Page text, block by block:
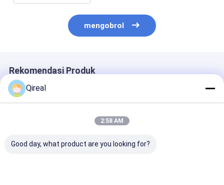
mengobrol
Rekomendasi Produk
Qireal
2:58 AM
Good day, what product are you looking for?